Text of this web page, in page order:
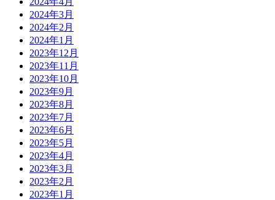
2024年3月
2024年2月
2024年1月
2023年12月
2023年11月
2023年10月
2023年9月
2023年8月
2023年7月
2023年6月
2023年5月
2023年4月
2023年3月
2023年2月
2023年1月